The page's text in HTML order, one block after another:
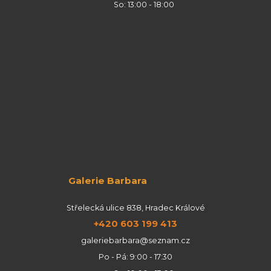
So: 13:00 - 18:00
Galerie Barbara
Střelecká ulice 838, Hradec Králové
+420 603 199 413
galeriebarbara@seznam.cz
Po - Pá: 9:00 - 17:30